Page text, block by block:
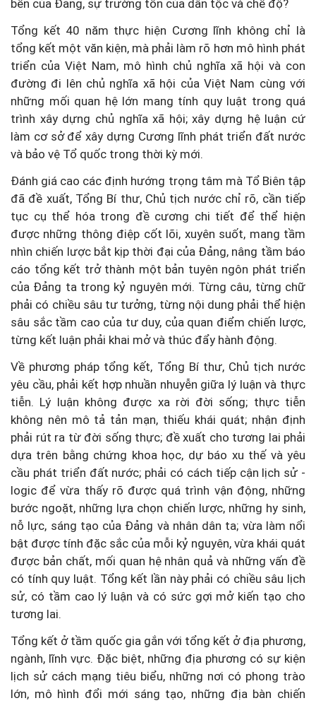
bền của Đảng, sự trường tồn của dân tộc và chế độ?
Tổng kết 40 năm thực hiện Cương lĩnh không chỉ là
tổng kết một văn kiện, mà phải làm rõ hơn mô hình phát
triển của Việt Nam, mô hình chủ nghĩa xã hội và con
đường đi lên chủ nghĩa xã hội của Việt Nam cùng với
những mối quan hệ lớn mang tính quy luật trong quá
trình xây dựng chủ nghĩa xã hội; xây dựng hệ luận cứ
làm cơ sở để xây dựng Cương lĩnh phát triển đất nước
và bảo vệ Tổ quốc trong thời kỳ mới.
Đánh giá cao các định hướng trọng tâm mà Tổ Biên tập
đã đề xuất, Tổng Bí thư, Chủ tịch nước chỉ rõ, cần tiếp
tục cụ thể hóa trong đề cương chi tiết để thể hiện
được những thông điệp cốt lõi, xuyên suốt, mang tầm
nhìn chiến lược bắt kịp thời đại của Đảng, nâng tầm báo
cáo tổng kết trở thành một bản tuyên ngôn phát triển
của Đảng ta trong kỷ nguyên mới. Từng câu, từng chữ
phải có chiều sâu tư tưởng, từng nội dung phải thể hiện
sâu sắc tầm cao của tư duy, của quan điểm chiến lược,
từng kết luận phải khai mở và thúc đẩy hành động.
Về phương pháp tổng kết, Tổng Bí thư, Chủ tịch nước
yêu cầu, phải kết hợp nhuần nhuyễn giữa lý luận và thực
tiễn. Lý luận không được xa rời đời sống; thực tiễn
không nên mô tả tản mạn, thiếu khái quát; nhận định
phải rút ra từ đời sống thực; đề xuất cho tương lai phải
dựa trên bằng chứng khoa học, dự báo xu thế và yêu
cầu phát triển đất nước; phải có cách tiếp cận lịch sử -
logic để vừa thấy rõ được quá trình vận động, những
bước ngoặt, những lựa chọn chiến lược, những hy sinh,
nỗ lực, sáng tạo của Đảng và nhân dân ta; vừa làm nổi
bật được tính đặc sắc của mỗi kỷ nguyên, vừa khái quát
được bản chất, mối quan hệ nhân quả và những vấn đề
có tính quy luật. Tổng kết lần này phải có chiều sâu lịch
sử, có tầm cao lý luận và có sức gợi mở kiến tạo cho
tương lai.
Tổng kết ở tầm quốc gia gắn với tổng kết ở địa phương,
ngành, lĩnh vực. Đặc biệt, những địa phương có sự kiện
lịch sử cách mạng tiêu biểu, những nơi có phong trào
lớn, mô hình đổi mới sáng tạo, những địa bàn chiến